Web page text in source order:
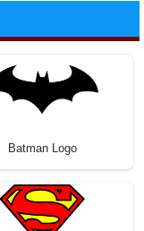
Batman Logo